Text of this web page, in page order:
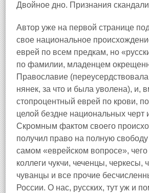
Двойное дно. Признания
Автор уже на первой странице
свое национальное
еврей по всем предкам, но
по фамилии, младенцем
Православие
нянек, за что и была уволена), и,
стопроцентный еврей по крови,
целой бездне национальных черт
Скромным фактом своего
получил право на полную
самом «еврейском вопросе»,
коллеги чукчи, чеченцы, черкесы,
чуванцы и все прочие
России. О нас, русских, тут уж и